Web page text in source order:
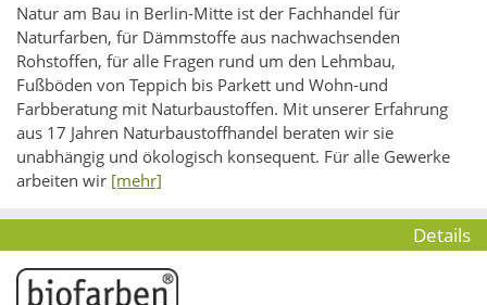
Natur am Bau in Berlin-Mitte ist der Fachhandel für
Naturfarben, für Dämmstoffe aus nachwachsenden
Rohstoffen, für alle Fragen rund um den Lehmbau,
Fußböden von Teppich bis Parkett und Wohn-und
Farbberatung mit Naturbaustoffen. Mit unserer Erfahrung
aus 17 Jahren Naturbaustoffhandel beraten wir sie
unabhängig und ökologisch konsequent. Für alle Gewerke
arbeiten wir [mehr]
Details